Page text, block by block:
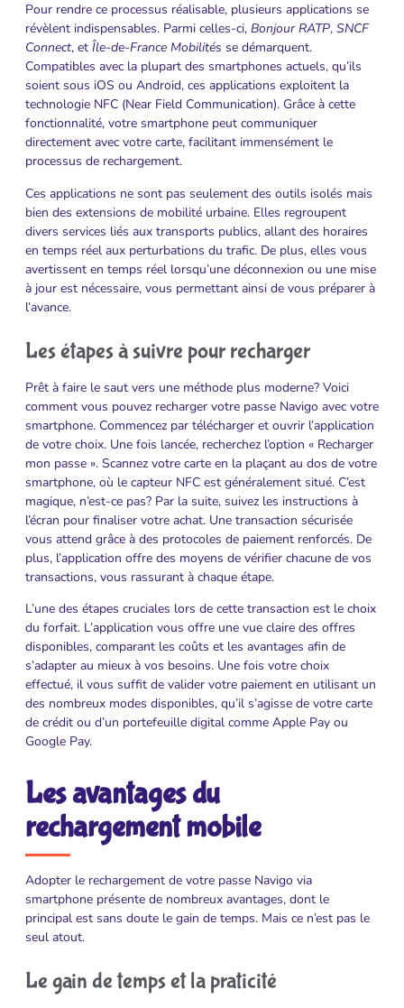
Pour rendre ce processus réalisable, plusieurs applications se
révèlent indispensables. Parmi celles-ci, Bonjour RATP, SNCF
Connect, et Île-de-France Mobilités se démarquent.
Compatibles avec la plupart des smartphones actuels, qu’ils
soient sous iOS ou Android, ces applications exploitent la
technologie NFC (Near Field Communication). Grâce à cette
fonctionnalité, votre smartphone peut communiquer
directement avec votre carte, facilitant immensément le
processus de rechargement.
Ces applications ne sont pas seulement des outils isolés mais
bien des extensions de mobilité urbaine. Elles regroupent
divers services liés aux transports publics, allant des horaires
en temps réel aux perturbations du trafic. De plus, elles vous
avertissent en temps réel lorsqu’une déconnexion ou une mise
à jour est nécessaire, vous permettant ainsi de vous préparer à
l’avance.
Les étapes à suivre pour recharger
Prêt à faire le saut vers une méthode plus moderne? Voici
comment vous pouvez recharger votre passe Navigo avec votre
smartphone. Commencez par télécharger et ouvrir l’application
de votre choix. Une fois lancée, recherchez l’option « Recharger
mon passe ». Scannez votre carte en la plaçant au dos de votre
smartphone, où le capteur NFC est généralement situé. C’est
magique, n’est-ce pas? Par la suite, suivez les instructions à
l’écran pour finaliser votre achat. Une transaction sécurisée
vous attend grâce à des protocoles de paiement renforcés. De
plus, l’application offre des moyens de vérifier chacune de vos
transactions, vous rassurant à chaque étape.
L’une des étapes cruciales lors de cette transaction est le choix
du forfait. L’application vous offre une vue claire des offres
disponibles, comparant les coûts et les avantages afin de
s’adapter au mieux à vos besoins. Une fois votre choix
effectué, il vous suffit de valider votre paiement en utilisant un
des nombreux modes disponibles, qu’il s’agisse de votre carte
de crédit ou d’un portefeuille digital comme Apple Pay ou
Google Pay.
Les avantages du
rechargement mobile
Adopter le rechargement de votre passe Navigo via
smartphone présente de nombreux avantages, dont le
principal est sans doute le gain de temps. Mais ce n’est pas le
seul atout.
Le gain de temps et la praticité